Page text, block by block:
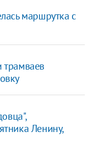
маршрутка с
трамваев
Ленину,